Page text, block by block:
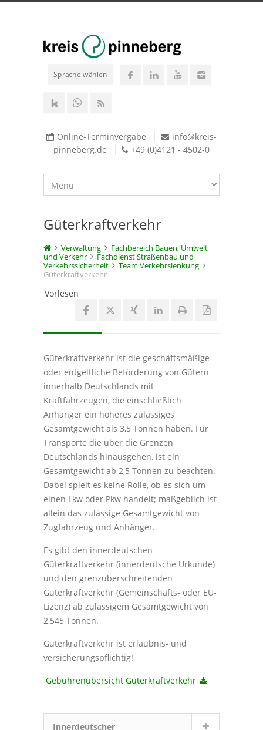
Sprache wählen
Online-Terminvergabe
info@kreis-
pinneberg.de
+49 (0)4121 - 4502-0
Güterkraftverkehr
Verwaltung
Fachbereich Bauen, Umwelt
und Verkehr
Fachdienst Straßenbau und
Verkehrssicherheit
Team Verkehrslenkung
Güterkraftverkehr
Vorlesen
Güterkraftverkehr ist die geschäftsmäßige
oder entgeltliche Beförderung von Gütern
innerhalb Deutschlands mit
Kraftfahrzeugen, die einschließlich
Anhänger ein höheres zulässiges
Gesamtgewicht als 3,5 Tonnen haben. Für
Transporte die über die Grenzen
Deutschlands hinausgehen, ist ein
Gesamtgewicht ab 2,5 Tonnen zu beachten.
Dabei spielt es keine Rolle, ob es sich um
einen Lkw oder Pkw handelt; maßgeblich ist
allein das zulässige Gesamtgewicht von
Zugfahrzeug und Anhänger.
Es gibt den innerdeutschen
Güterkraftverkehr (innerdeutsche Urkunde)
und den grenzüberschreitenden
Güterkraftverkehr (Gemeinschafts- oder EU-
Lizenz) ab zulässigem Gesamtgewicht von
2,545 Tonnen.
Güterkraftverkehr ist erlaubnis- und
versicherungspflichtig!
Gebührenübersicht Güterkraftverkehr
Innerdeutscher